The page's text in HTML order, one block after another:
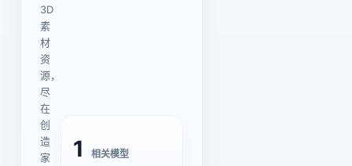
3D
素
材
资
源，
尽
在
创
造
家
1 相关模型